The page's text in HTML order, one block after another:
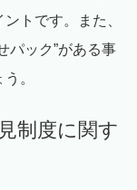
トです。また、
パック”がある事
。
制度に関す